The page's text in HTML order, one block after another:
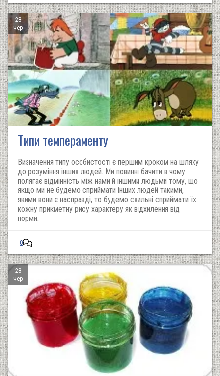
28
чер
Типи темпераменту
Визначення типу особистості є першим кроком на шляху
до розуміння інших людей. Ми повинні бачити в чому
полягає відмінність між нами й іншими людьми тому, що
якщо ми не будемо сприймати інших людей такими,
якими вони є насправді, то будемо схильні сприймати їх
кожну прикметну рису характеру як відхилення від
норми.
0
28
чер